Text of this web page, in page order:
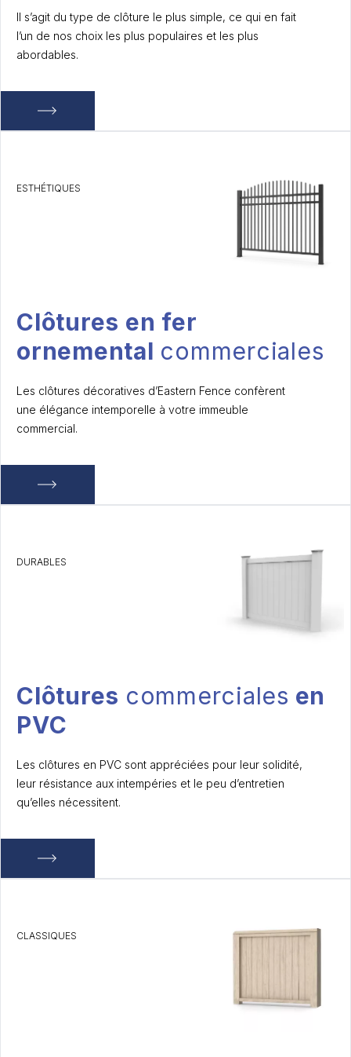
Il s’agit du type de clôture le plus simple, ce qui en fait
l’un de nos choix les plus populaires et les plus
abordables.
ESTHÉTIQUES
Clôtures en fer
ornemental commerciales
Les clôtures décoratives d’Eastern Fence confèrent
une élégance intemporelle à votre immeuble
commercial.
DURABLES
Clôtures commerciales en
PVC
Les clôtures en PVC sont appréciées pour leur solidité,
leur résistance aux intempéries et le peu d’entretien
qu’elles nécessitent.
CLASSIQUES